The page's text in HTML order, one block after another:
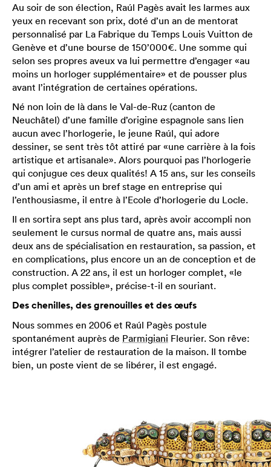
Au soir de son élection, Raúl Pagès avait les larmes aux
yeux en recevant son prix, doté d’un an de mentorat
personnalisé par La Fabrique du Temps Louis Vuitton de
Genève et d’une bourse de 150’000€. Une somme qui
selon ses propres aveux va lui permettre d’engager «au
moins un horloger supplémentaire» et de pousser plus
avant l’intégration de certaines opérations.
Né non loin de là dans le Val-de-Ruz (canton de
Neuchâtel) d’une famille d’origine espagnole sans lien
aucun avec l’horlogerie, le jeune Raúl, qui adore
dessiner, se sent très tôt attiré par «une carrière à la fois
artistique et artisanale». Alors pourquoi pas l’horlogerie
qui conjugue ces deux qualités! A 15 ans, sur les conseils
d’un ami et après un bref stage en entreprise qui
l’enthousiasme, il entre à l’Ecole d’horlogerie du Locle.
Il en sortira sept ans plus tard, après avoir accompli non
seulement le cursus normal de quatre ans, mais aussi
deux ans de spécialisation en restauration, sa passion, et
en complications, plus encore un an de conception et de
construction. A 22 ans, il est un horloger complet, «le
plus complet possible», précise-t-il en souriant.
Des chenilles, des grenouilles et des œufs
Nous sommes en 2006 et Raúl Pagès postule
spontanément auprès de Parmigiani Fleurier. Son rêve:
intégrer l’atelier de restauration de la maison. Il tombe
bien, un poste vient de se libérer, il est engagé.